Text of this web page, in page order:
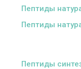
Пептиды
Пептиды
Пептиды